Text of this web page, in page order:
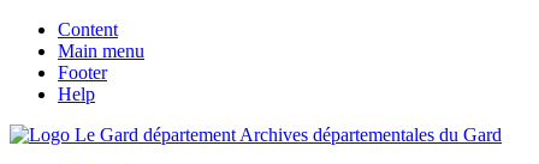
Content
Main menu
Footer
Help
Archives départementales du Gard